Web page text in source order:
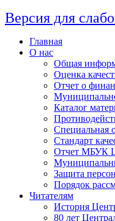
Версия для
Главная
О нас
Общая
Оценка
Отчет о
Каталог
Специальная
Стандарт
Отчет МБУК
Защита
Порядок
Читателям
История
80 лет